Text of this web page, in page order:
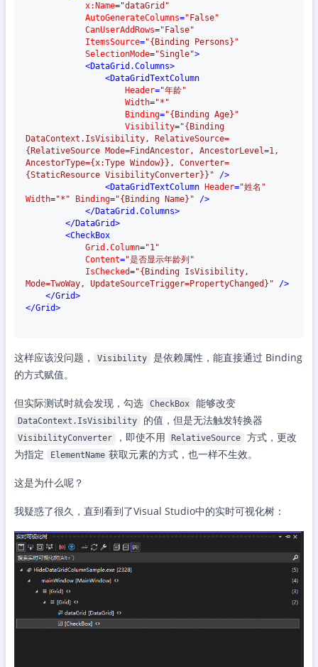
x:Name="dataGrid"
AutoGenerateColumns="False"
CanUserAddRows="False"
ItemsSource="{Binding Persons}"
SelectionMode="Single">
<DataGrid.Columns>
<DataGridTextColumn
Header="年龄"
Width="*"
Binding="{Binding Age}"
Visibility="{Binding
DataContext.IsVisibility, RelativeSource=
{RelativeSource Mode=FindAncestor, AncestorLevel=1,
AncestorType={x:Type Window}}, Converter=
{StaticResource VisibilityConverter}}" />
<DataGridTextColumn Header="姓名"
Width="*" Binding="{Binding Name}" />
</DataGrid.Columns>
</DataGrid>
<CheckBox
Grid.Column="1"
Content="是否显示年龄列"
IsChecked="{Binding IsVisibility,
Mode=TwoWay, UpdateSourceTrigger=PropertyChanged}" />
</Grid>
</Grid>
这样应该没问题， Visibility
是依赖属性，能直接通过 Binding
的方式赋值。
但实际测试时就会发现，勾选 CheckBox 能够改变
DataContext.IsVisibility 的值，但是无法触发转换器
VisibilityConverter ，即使不用 RelativeSource
方式，更改
为指定
ElementName 获取元素的方式，也一样不生效。
这是为什么呢？
我疑惑了很久，直到看到了Visual Studio中的实时可视化树：